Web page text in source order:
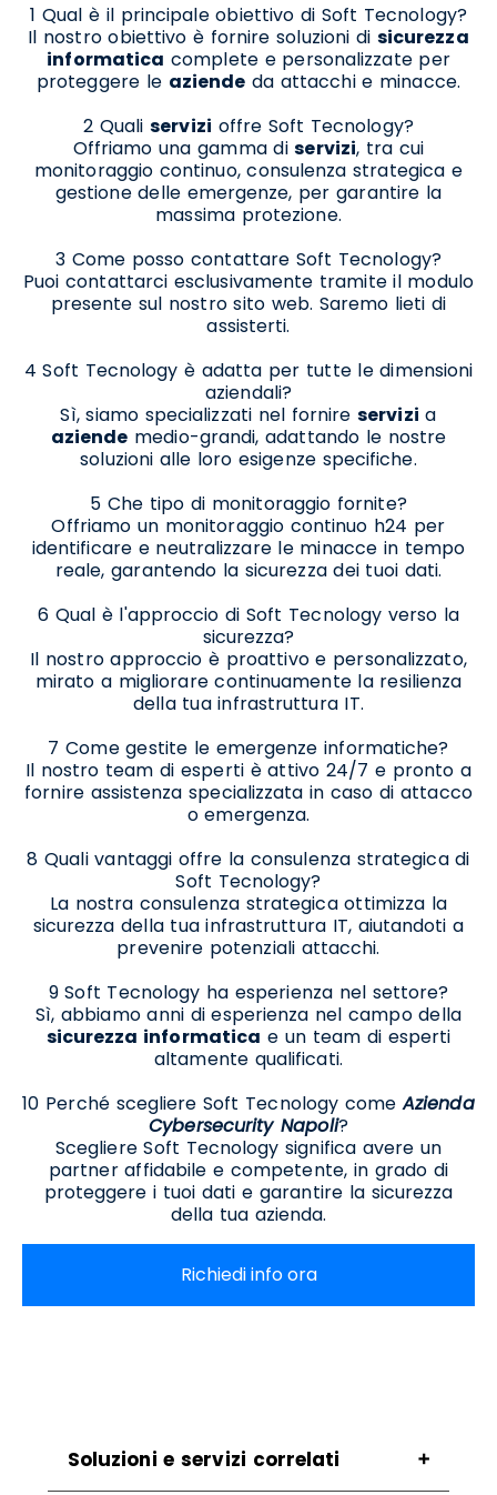
1 Qual è il principale obiettivo di Soft Tecnology?
Il nostro obiettivo è fornire soluzioni di sicurezza
informatica complete e personalizzate per
proteggere le aziende da attacchi e minacce.
2 Qualiservizi offre Soft Tecnology?
Offriamo una gamma diservizi, tra cui
monitoraggio continuo, consulenza strategica e
gestione delle emergenze, per garantire la
massima protezione.
3 Come posso contattare Soft Tecnology?
Puoi contattarci esclusivamente tramite il modulo
presente sul nostro sito web. Saremo lieti di
assisterti.
4 Soft Tecnology è adatta per tutte le dimensioni
aziendali?
Sì, siamo specializzati nel fornireservizi a
aziende medio-grandi, adattando le nostre
soluzioni alle loro esigenze specifiche.
5 Che tipo di monitoraggio fornite?
Offriamo un monitoraggio continuo h24 per
identificare e neutralizzare le minacce in tempo
reale, garantendo la sicurezza dei tuoi dati.
6 Qual è l'approccio di Soft Tecnology verso la
sicurezza?
Il nostro approccio è proattivo e personalizzato,
mirato a migliorare continuamente la resilienza
della tua infrastruttura IT.
7 Come gestite le emergenze informatiche?
Il nostro team di esperti è attivo 24/7 e pronto a
fornire assistenza specializzata in caso di attacco
o emergenza.
8 Quali vantaggi offre la consulenza strategica di
Soft Tecnology?
La nostra consulenza strategica ottimizza la
sicurezza della tua infrastruttura IT, aiutandoti a
prevenire potenziali attacchi.
9 Soft Tecnology ha esperienza nel settore?
Sì, abbiamo anni di esperienza nel campo della
sicurezza informatica e un team di esperti
altamente qualificati.
10 Perché scegliere Soft Tecnology comeAzienda
Cybersecurity Napoli?
Scegliere Soft Tecnology significa avere un
partner affidabile e competente, in grado di
proteggere i tuoi dati e garantire la sicurezza
della tua azienda.
Richiedi info ora
Soluzioni e servizi correlati